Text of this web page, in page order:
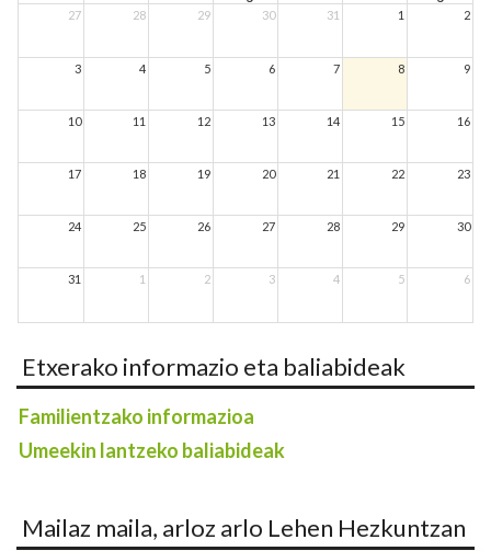
27
28 29 30 31 1 2
3 4 5 6 7 8 9
10 11 12 13 14 15 16
17 18 19 20 21 22 23
24 25 26 27 28 29 30
31 1 2 3 4 5 6
Etxerako informazio eta baliabideak
Familientzako informazioa
Umeekin lantzeko baliabideak
Mailaz maila, arloz arlo Lehen Hezkuntzan